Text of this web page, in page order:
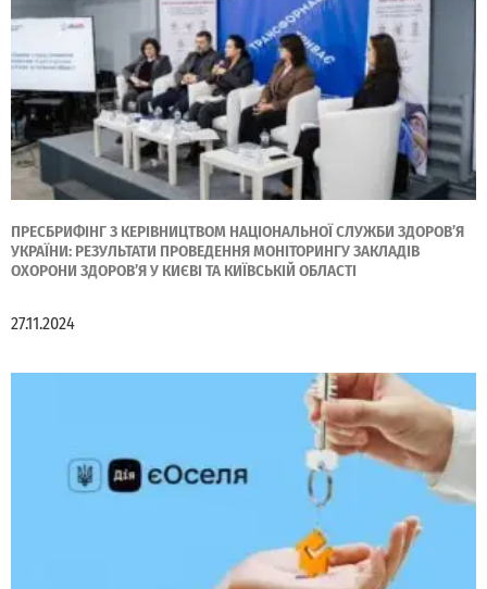
ПРЕСБРИФІНГ З КЕРІВНИЦТВОМ НАЦІОНАЛЬНОЇ СЛУЖБИ ЗДОРОВ’Я
УКРАЇНИ: РЕЗУЛЬТАТИ ПРОВЕДЕННЯ МОНІТОРИНГУ ЗАКЛАДІВ
ОХОРОНИ ЗДОРОВ’Я У КИЄВІ ТА КИЇВСЬКІЙ ОБЛАСТІ
27.11.2024